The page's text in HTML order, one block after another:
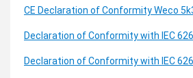
CE Declaration of Conformity Weco
Declaration of Conformity with IEC
Declaration of Conformity with IEC